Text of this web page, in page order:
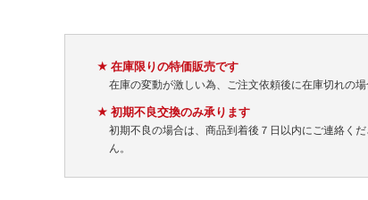
★ 在庫限りの特価販売です
在庫の変動が激しい為、ご注文依頼後に在庫切れの場
★ 初期不良交換のみ承ります
初期不良の場合は、商品到着後７日以内にご連絡く
ん。